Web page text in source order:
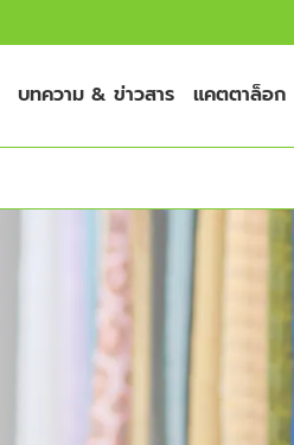
บทความ & ข่าวสาร แคตตาล็อก